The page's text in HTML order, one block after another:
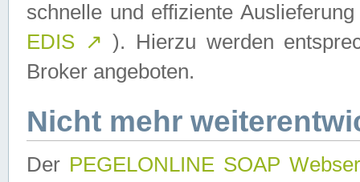
schnelle und effiziente
EDIS ↗ ). Hierzu werden
Broker angeboten.
Nicht mehr
Der PEGELONLINE SOAP